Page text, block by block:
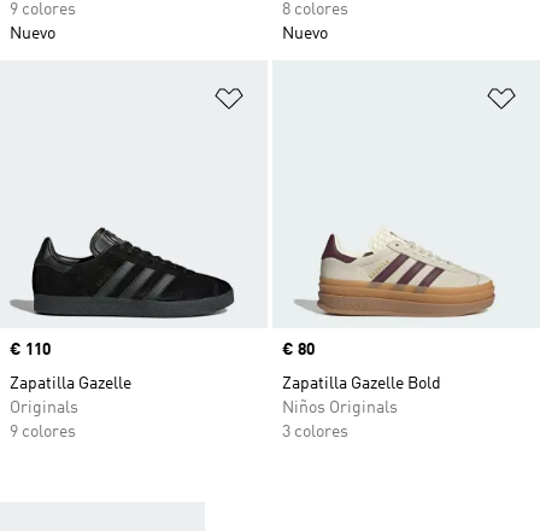
9 colores
Nuevo
8 colores
Nuevo
Precio
€ 110
Zapatilla Gazelle
Originals
9 colores
Precio
€ 80
Zapatilla Gazelle Bold
Niños Originals
3 colores